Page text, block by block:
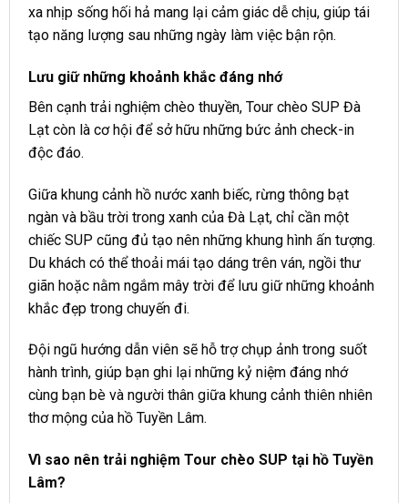
xa nhịp sống hối hả mang lại cảm giác dễ chịu, giúp tái
tạo năng lượng sau những ngày làm việc bận rộn.
Lưu giữ những khoảnh khắc đáng nhớ
Bên cạnh trải nghiệm chèo thuyền, Tour chèo SUP Đà
Lạt còn là cơ hội để sở hữu những bức ảnh check-in
độc đáo.
Giữa khung cảnh hồ nước xanh biếc, rừng thông bạt
ngàn và bầu trời trong xanh của Đà Lạt, chỉ cần một
chiếc SUP cũng đủ tạo nên những khung hình ấn tượng.
Du khách có thể thoải mái tạo dáng trên ván, ngồi thư
giãn hoặc nằm ngắm mây trời để lưu giữ những khoảnh
khắc đẹp trong chuyến đi.
Đội ngũ hướng dẫn viên sẽ hỗ trợ chụp ảnh trong suốt
hành trình, giúp bạn ghi lại những kỷ niệm đáng nhớ
cùng bạn bè và người thân giữa khung cảnh thiên nhiên
thơ mộng của hồ Tuyền Lâm.
Vì sao nên trải nghiệm Tour chèo SUP tại hồ Tuyền
Lâm?